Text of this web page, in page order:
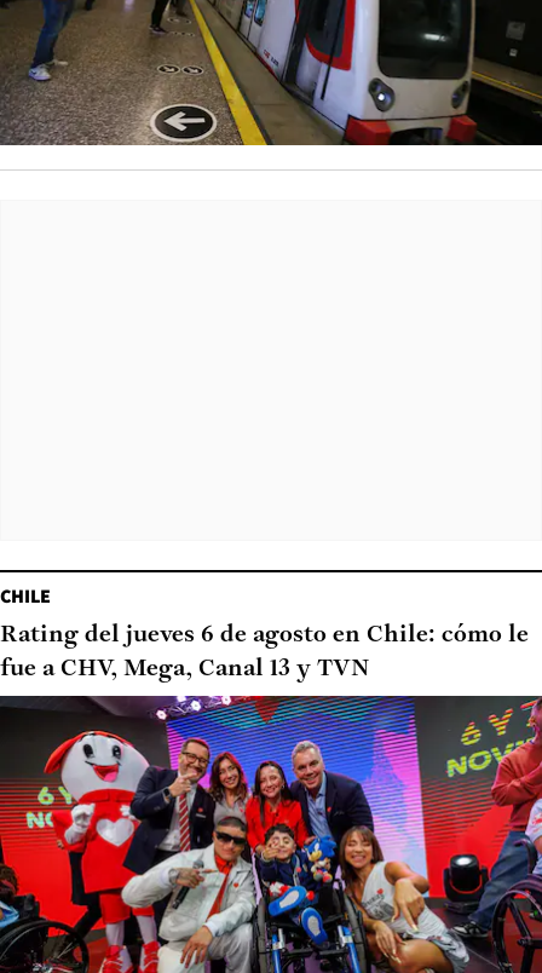
CHILE
Rating del jueves 6 de agosto en Chile: cómo le
fue a CHV, Mega, Canal 13 y TVN